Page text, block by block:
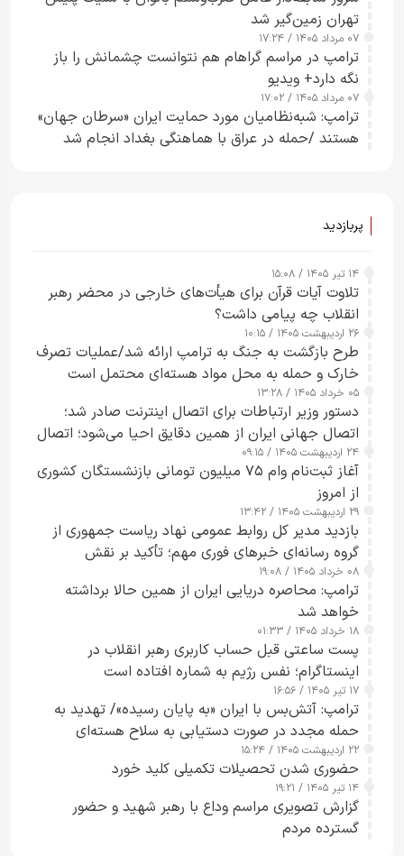
تهران زمین‌گیر شد
۰۷ مرداد ۱۴۰۵ / ۱۷:۲۴
ترامپ در مراسم گراهام هم نتوانست چشمانش را باز
نگه دارد+ ویدیو
۰۷ مرداد ۱۴۰۵ / ۱۷:۰۲
ترامپ: شبه‌نظامیان مورد حمایت ایران «سرطان جهان»
هستند /حمله در عراق با هماهنگی بغداد انجام شد
پربازدید
۱۴ تیر ۱۴۰۵ / ۱۵:۰۸
تلاوت آیات قرآن برای هیأت‌های خارجی در محضر رهبر
انقلاب چه پیامی داشت؟
۲۶ اردیبهشت ۱۴۰۵ / ۱۰:۱۵
طرح‌ بازگشت به جنگ به ترامپ ارائه شد/عملیات تصرف
خارک و حمله به محل مواد هسته‌ای محتمل است
۰۵ خرداد ۱۴۰۵ / ۱۳:۲۸
دستور وزیر ارتباطات برای اتصال اینترنت صادر شد؛
اتصال جهانی ایران از همین دقایق احیا می‌شود؛ اتصال
کامل مردم تا ۲۴ ساعت آینده
۲۴ اردیبهشت ۱۴۰۵ / ۰۹:۱۵
آغاز ثبت‌نام وام ۷۵ میلیون تومانی بازنشستگان کشوری
از امروز
۲۹ اردیبهشت ۱۴۰۵ / ۱۳:۴۲
بازدید مدیر کل روابط عمومی نهاد ریاست جمهوری از
گروه رسانه‌ای خبرهای فوری مهم؛ تأکید بر نقش
رسانه‌های هوشمند و مسئول در ارتقای آگاهی عمومی
۰۸ خرداد ۱۴۰۵ / ۱۹:۰۸
ترامپ: محاصره دریایی ایران از همین حالا برداشته
خواهد شد
۱۸ خرداد ۱۴۰۵ / ۰۱:۳۳
پست ساعتی قبل حساب کاربری رهبر انقلاب در
اینستاگرام؛ نفس رژیم به شماره افتاده است​
۱۷ تیر ۱۴۰۵ / ۱۶:۵۶
ترامپ: آتش‌بس با ایران «به پایان رسیده»/ تهدید به
حمله مجدد در صورت دستیابی به سلاح هسته‌ای
۲۲ اردیبهشت ۱۴۰۵ / ۱۵:۲۴
حضوری شدن تحصیلات تکمیلی کلید خورد
۱۴ تیر ۱۴۰۵ / ۱۹:۲۱
گزارش تصویری مراسم وداع با رهبر شهید و حضور
گسترده مردم